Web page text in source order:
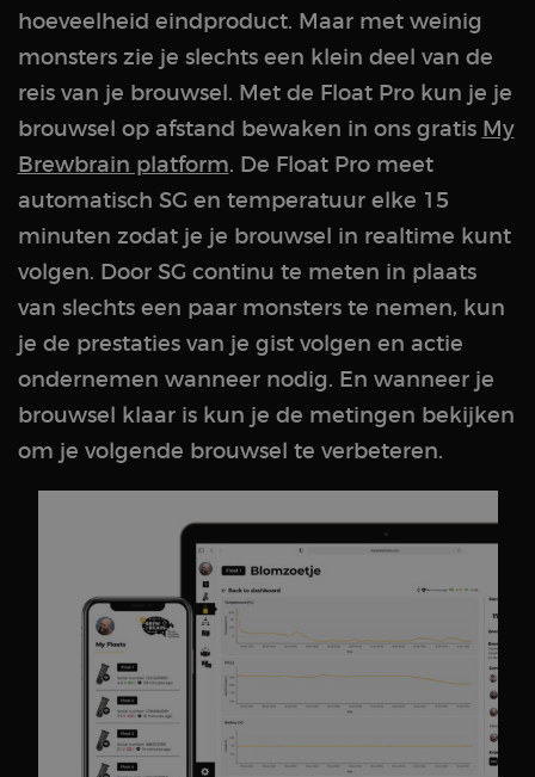
hoeveelheid eindproduct. Maar met weinig
monsters zie je slechts een klein deel van de
reis van je brouwsel. Met de Float Pro kun je je
brouwsel op afstand bewaken in ons gratis My
Brewbrain platform. De Float Pro meet
automatisch SG en temperatuur elke 15
minuten zodat je je brouwsel in realtime kunt
volgen. Door SG continu te meten in plaats
van slechts een paar monsters te nemen, kun
je de prestaties van je gist volgen en actie
ondernemen wanneer nodig. En wanneer je
brouwsel klaar is kun je de metingen bekijken
om je volgende brouwsel te verbeteren.